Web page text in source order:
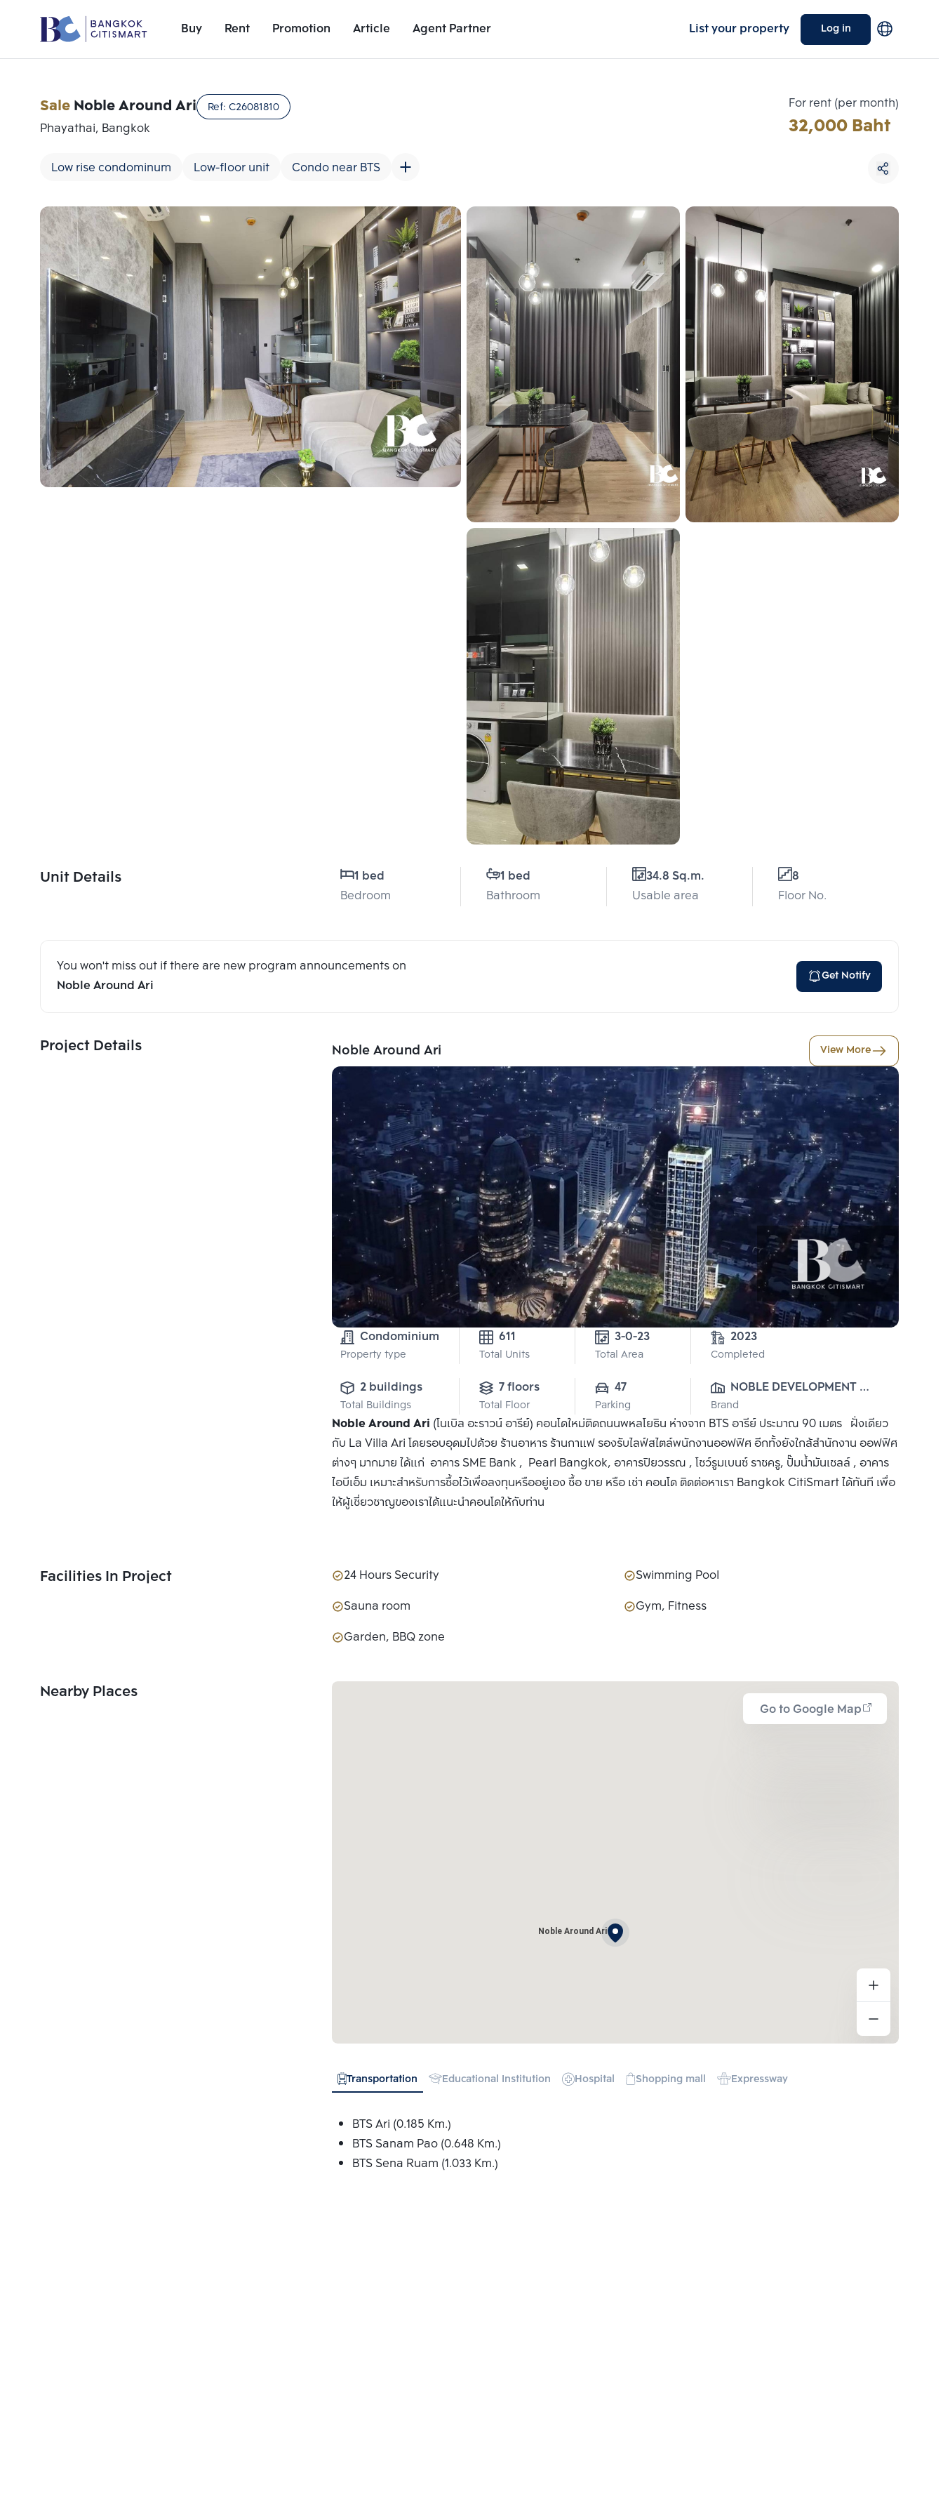
Buy Rent Promotion Article Agent Partner List your property Log in
Unit Details
SaleNoble Around Ari Ref: C26081810
Phayathai, Bangkok
Low rise condominum Low-floor unit Condo near BTS
For rent (per month)
32,000 Baht
Unit Details
1 bed
Bedroom
1 bed
Bathroom
34.8 Sq.m.
Usable area
8
Floor No.
You won't miss out if there are new program announcements on
Noble Around Ari
Get Notify
Project Details Noble Around Ari View More
Condominium
Property type
611
Total Units
3-0-23
Total Area
2023
Completed
2 buildings
Total Buildings
7 floors
Total Floor
47
Parking
NOBLE DEVELOPMENT
PUBLIC CO., LTD.
Brand
Noble Around Ari (โนเบิล อะราวน์ อารีย์) คอนโดใหม่ติดถนนพหลโยธิน ห่างจาก BTS อารีย์ ประมาณ 90 เมตร ฝั่งเดียว
กับ La Villa Ari โดยรอบอุดมไปด้วย ร้านอาหาร ร้านกาแฟ รองรับไลฟ์สไตล์พนักงานออฟฟิศ อีกทั้งยังใกล้สำนักงาน ออฟฟิศ
ต่างๆ มากมาย ได้แก่ อาคาร SME Bank , Pearl Bangkok, อาคารปิยวรรณ , โชว์รูมเบนซ์ ราชครู, ปั๊มน้ำมันเชลล์ , อาคาร
ไอบีเอ็ม เหมาะสำหรับการซื้อไว้เพื่อลงทุนหรืออยู่เอง ซื้อ ขาย หรือ เช่า คอนโด ติดต่อหาเรา Bangkok CitiSmart ได้ทันที เพื่อ
ให้ผู้เชี่ยวชาญของเราได้แนะนำคอนโดให้กับท่าน
Facilities In Project 24 Hours Security
Swimming Pool
Sauna room
Gym, Fitness
Garden, BBQ zone
Nearby Places
Go to Google Map
Noble Around Ari
Transportation Educational Institution Hospital Shopping mall Expressway
BTS Ari (0.185 Km.)
BTS Sanam Pao (0.648 Km.)
BTS Sena Ruam (1.033 Km.)
Add comparative units
Number 1
Add comparative units
Number 2
Add comparative units
Number 3
Choose comparative unit
Maximum 3 units
Compare
Clear all